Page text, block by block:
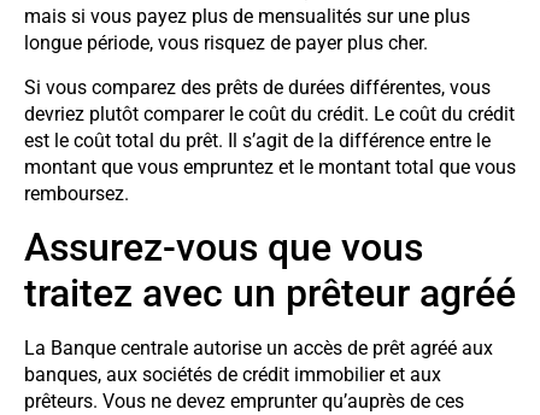
mais si vous payez plus de mensualités sur une plus
longue période, vous risquez de payer plus cher.
Si vous comparez des prêts de durées différentes, vous
devriez plutôt comparer le coût du crédit. Le coût du crédit
est le coût total du prêt. Il s’agit de la différence entre le
montant que vous empruntez et le montant total que vous
remboursez.
Assurez-vous que vous
traitez avec un prêteur agréé
La Banque centrale autorise un accès de prêt agréé aux
banques, aux sociétés de crédit immobilier et aux
prêteurs. Vous ne devez emprunter qu’auprès de ces